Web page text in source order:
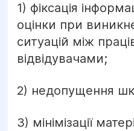
1) фіксація
оцінки при
ситуацій між
відвідувачами;
2) недопущення
3) мінімізації